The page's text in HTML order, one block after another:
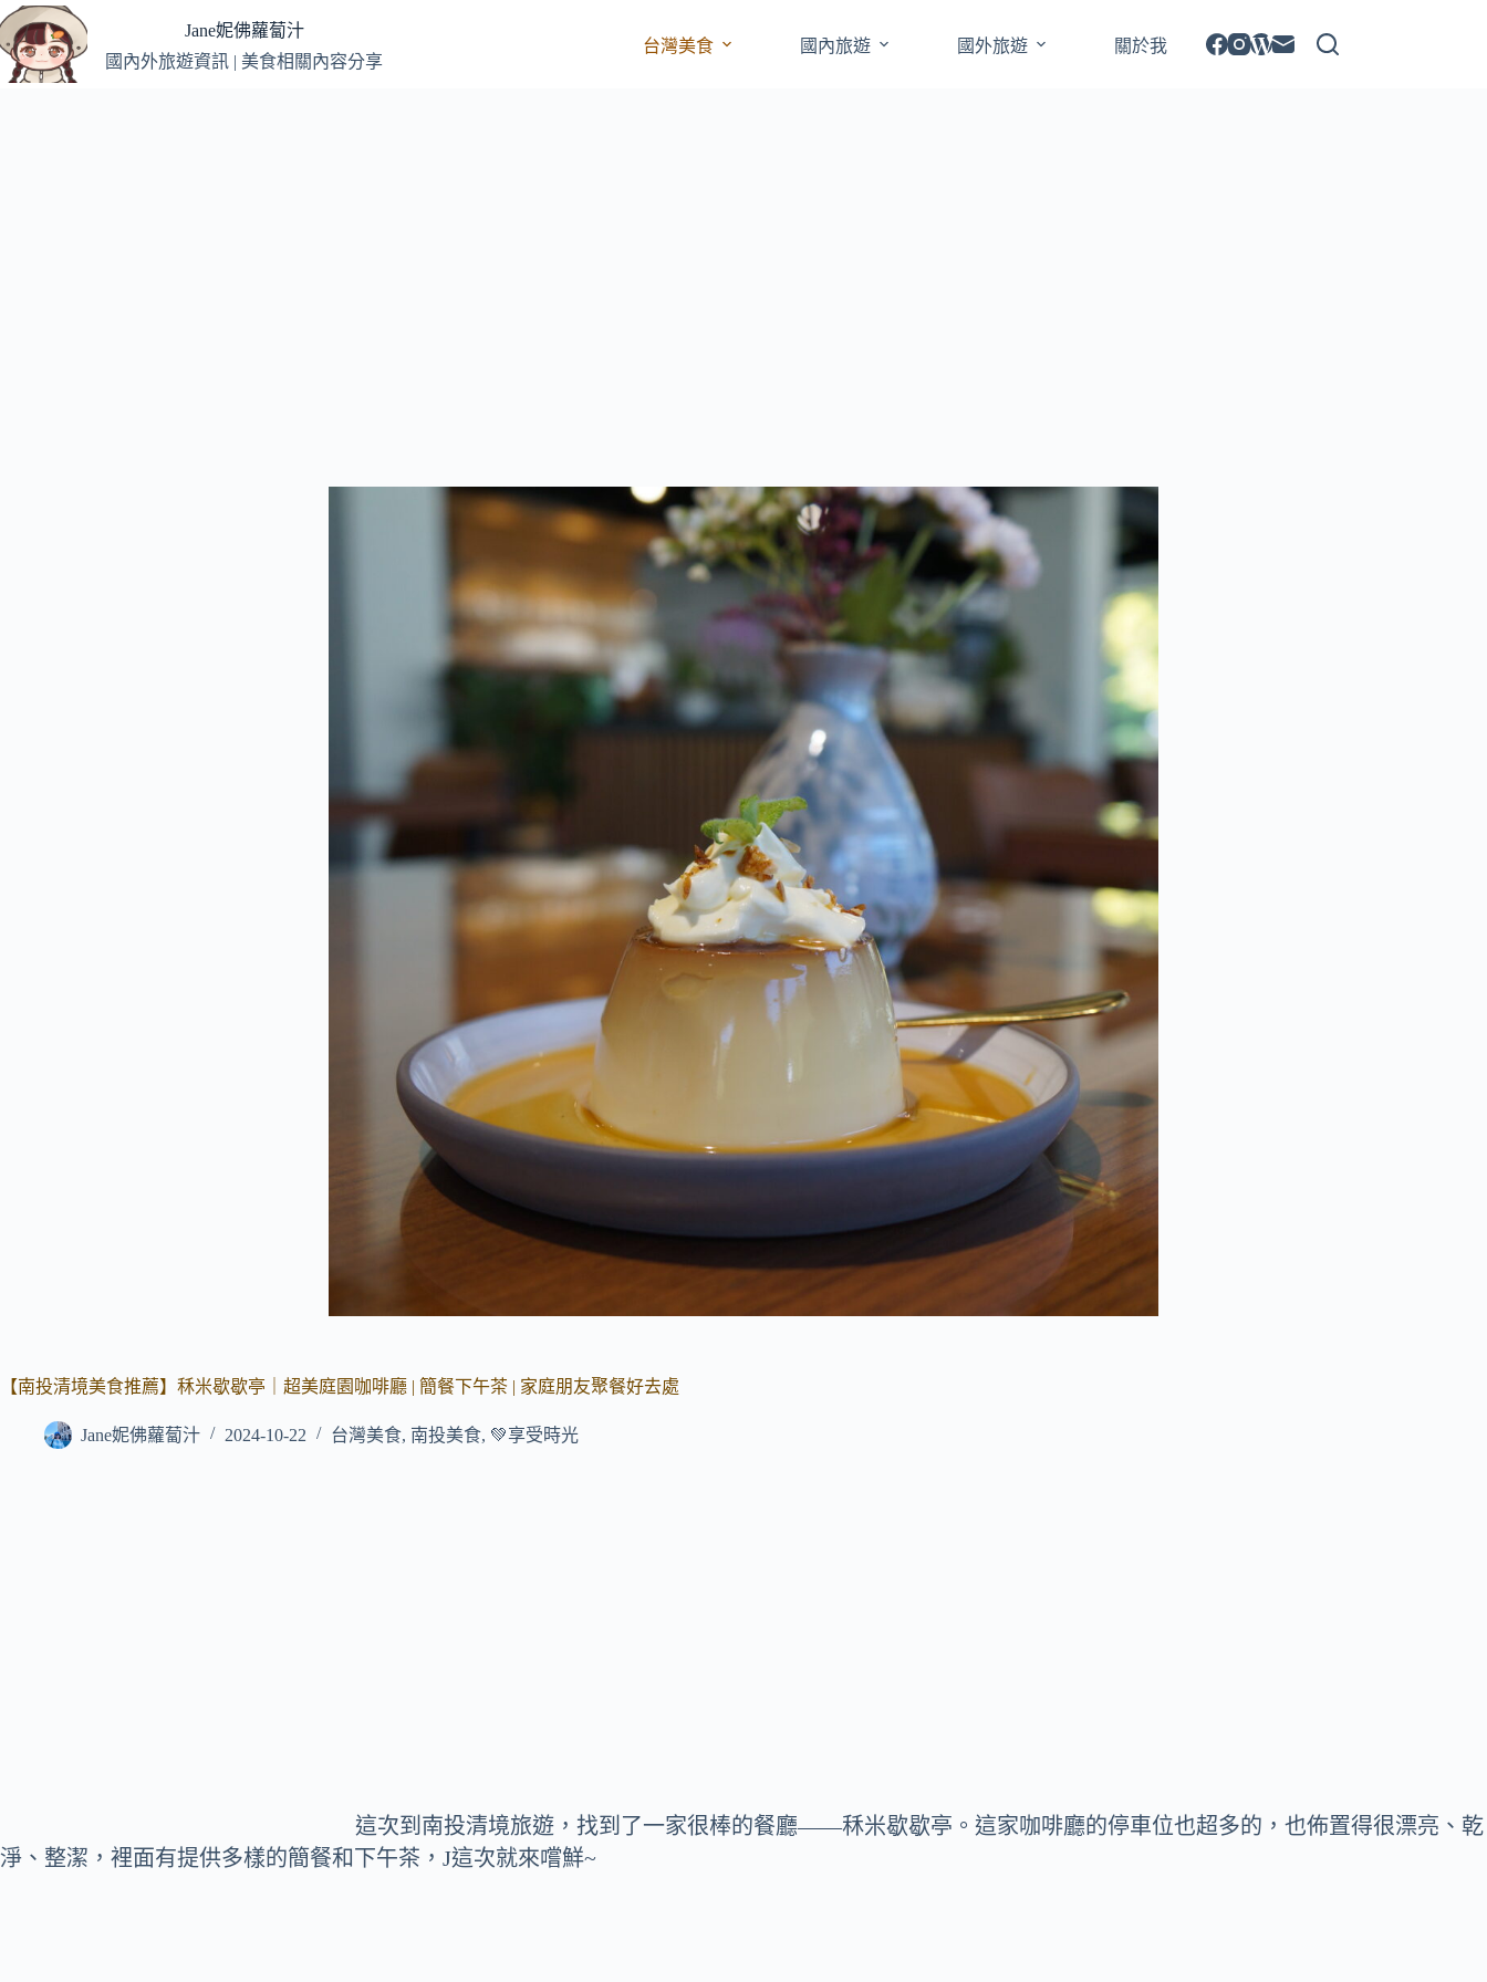
跳
至
主
Jane妮佛蘿蔔汁
國內外旅遊資訊 | 美食相關內容分享
台灣美食 國內旅遊 國外旅遊 關於我
【南投清境美食推薦】秝米歇歇亭｜超美庭園咖啡廳 | 簡餐下午茶 | 家庭朋友聚餐好去處
Jane妮佛蘿蔔汁 2024-10-22 台灣美食, 南投美食, 💚享受時光
這次到南投清境旅遊，找到了一家很棒的餐廳——秝米歇歇亭。這家咖啡廳的停車位也超多的，也佈置得很漂亮、乾
淨、整潔，裡面有提供多樣的簡餐和下午茶，J這次就來嚐鮮~